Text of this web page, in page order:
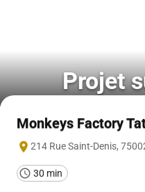
Projet
Monkeys Factory
214 Rue Saint-Denis,
30 min